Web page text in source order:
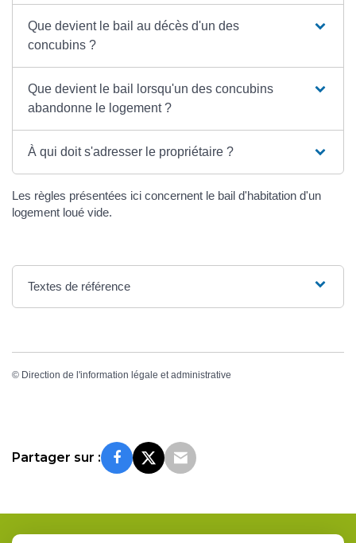
Que devient le bail au décès d'un des
concubins ?
Que devient le bail lorsqu'un des concubins
abandonne le logement ?
À qui doit s'adresser le propriétaire ?
Les règles présentées ici concernent le bail d'habitation d'un
logement loué vide.
Textes de référence
© Direction de l'information légale et administrative
Partager sur :